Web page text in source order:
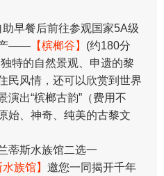
早餐后前往参观国家5A级
产—— 【槟榔谷】 (约180分
特的自然景观、申遗的黎
民风情，还可以欣赏到世界
演出“槟榔古韵”（费用不
始、神奇、纯美的古黎文
蒂斯水族馆二选一
族馆】 邀您一同揭开千年